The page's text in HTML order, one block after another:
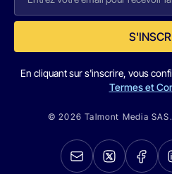
En cliquant sur s'inscrire, vous
Termes et
© 2026 Talmont Media